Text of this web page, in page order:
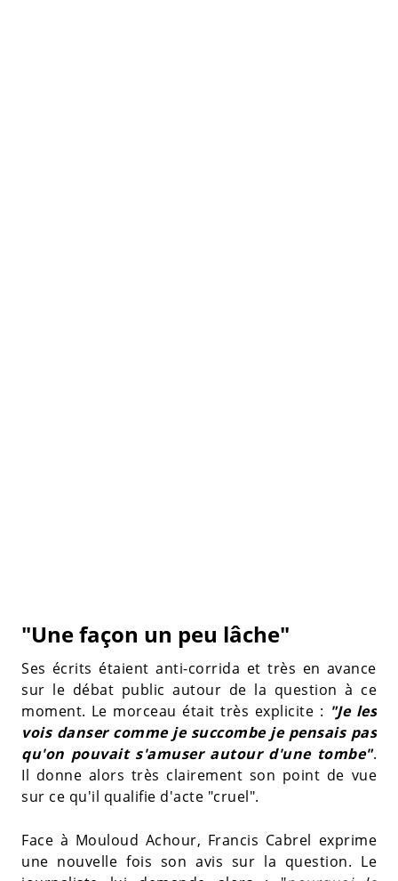
"Une façon un peu lâche"
Ses écrits étaient anti-corrida et très en avance
sur le débat public autour de la question à ce
moment. Le morceau était très explicite : "Je les
vois danser comme je succombe je pensais pas
qu'on pouvait s'amuser autour d'une tombe".
Il donne alors très clairement son point de vue
sur ce qu'il qualifie d'acte "cruel".
Face à Mouloud Achour, Francis Cabrel exprime
une nouvelle fois son avis sur la question. Le